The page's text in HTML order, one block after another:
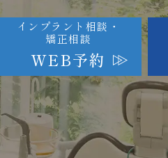
インプラント相談・
矯正相談
WEB予約